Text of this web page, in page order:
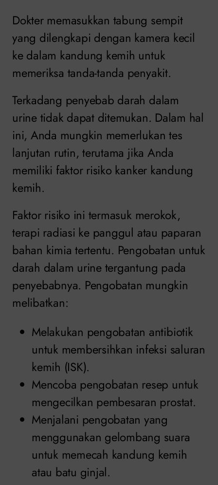
Dokter memasukkan tabung sempit
yang dilengkapi dengan kamera kecil
ke dalam kandung kemih untuk
memeriksa tanda-tanda penyakit.
Terkadang penyebab darah dalam
urine tidak dapat ditemukan. Dalam hal
ini, Anda mungkin memerlukan tes
lanjutan rutin, terutama jika Anda
memiliki faktor risiko kanker kandung
kemih.
Faktor risiko ini termasuk merokok,
terapi radiasi ke panggul atau paparan
bahan kimia tertentu. Pengobatan untuk
darah dalam urine tergantung pada
penyebabnya. Pengobatan mungkin
melibatkan:
Melakukan pengobatan antibiotik
untuk membersihkan infeksi saluran
kemih (ISK).
Mencoba pengobatan resep untuk
mengecilkan pembesaran prostat.
Menjalani pengobatan yang
menggunakan gelombang suara
untuk memecah kandung kemih
atau batu ginjal.